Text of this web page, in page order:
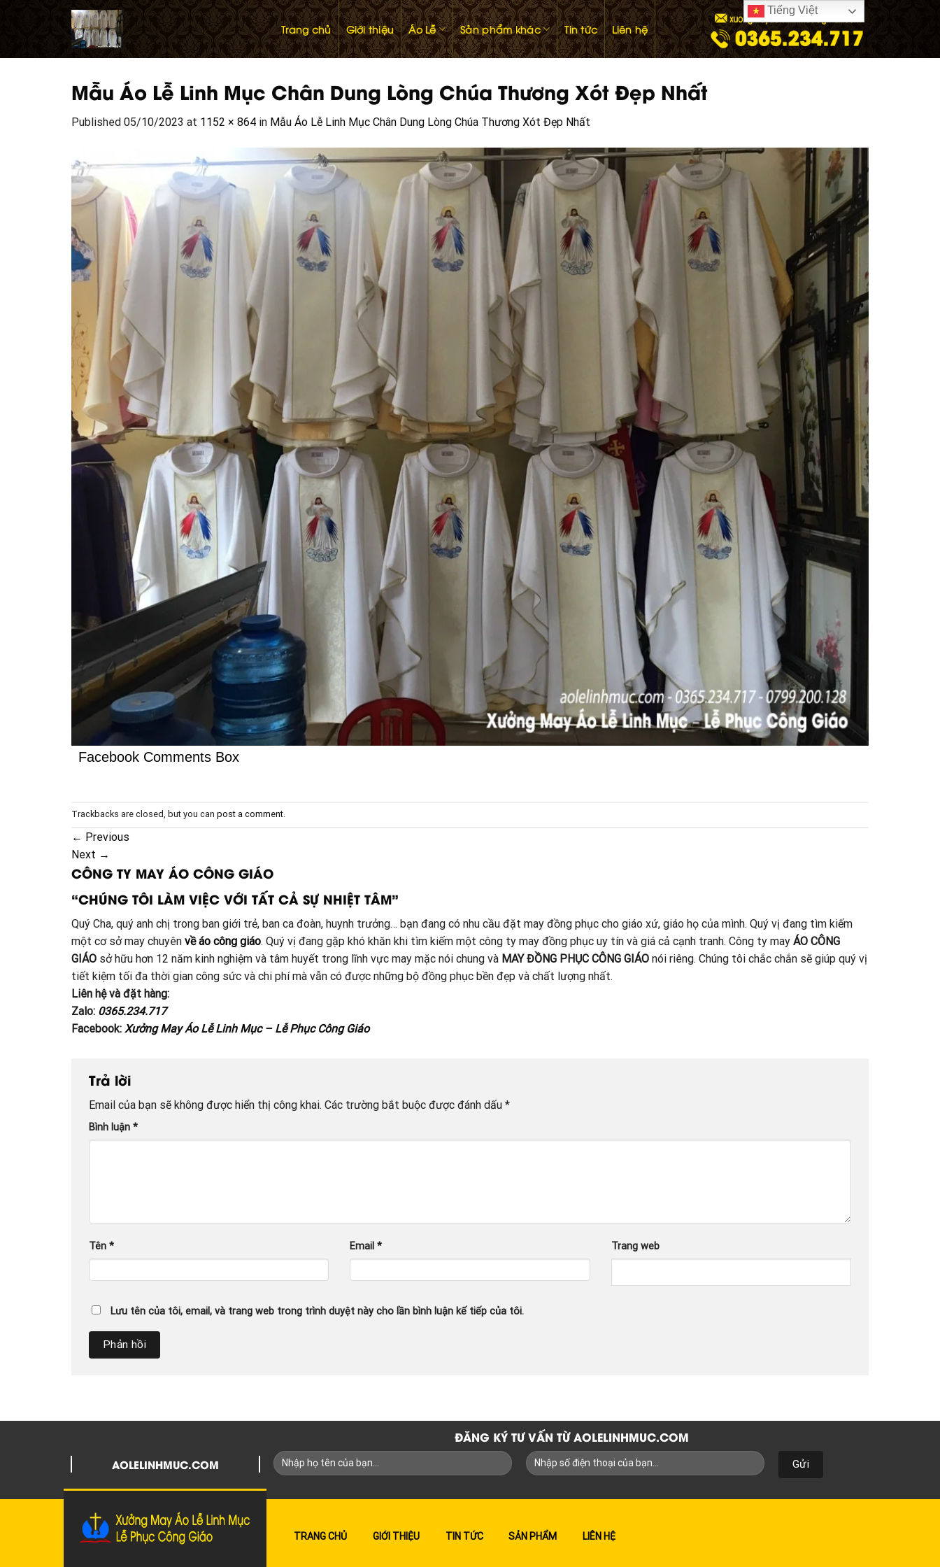
Trang chủ Giới thiệu Áo Lễ Sản phẩm khác Tin tức Liên hệ
Mẫu Áo Lễ Linh Mục Chân Dung Lòng Chúa Thương Xót Đẹp Nhất
Published 05/10/2023 at 1152 × 864 in Mẫu Áo Lễ Linh Mục Chân Dung Lòng Chúa Thương Xót Đẹp Nhất
Facebook Comments Box
Trackbacks are closed, but you can post a comment
← Previous
Next →
CÔNG TY MAY ÁO CÔNG GIÁO
“CHÚNG TÔI LÀM VIỆC VỚI TẤT CẢ SỰ NHIỆT TÂM”
Quý Cha, quý anh chị trong ban giới trẻ, ban ca đoàn, huynh trưởng… bạn đang có nhu cầu đặt may đồng phục cho giáo xứ, giáo họ của mình. Quý vị đang tìm kiếm
một cơ sở may chuyên về áo công giáo. Quý vị đang gặp khó khăn khi tìm kiếm một công ty may đồng phục uy tín và giá cả cạnh tranh. Công ty may ÁO CÔNG
GIÁO sở hữu hơn 12 năm kinh nghiệm và tâm huyết trong lĩnh vực may mặc nói chung và MAY ĐỒNG PHỤC CÔNG GIÁO nói riêng. Chúng tôi chắc chắn sẽ giúp quý vị
tiết kiệm tối đa thời gian công sức và chi phí mà vẫn có được những bộ đồng phục bền đẹp và chất lượng nhất.
Liên hệ và đặt hàng:
Zalo: 0365.234.717
Facebook: Xưởng May Áo Lễ Linh Mục – Lễ Phục Công Giáo
Trả lời
Email của bạn sẽ không được hiển thị công khai. Các trường bắt buộc được đánh dấu *
Bình luận *
Tên * Email* Trang web
Lưu tên của tôi, email, và trang web trong trình duyệt này cho lần bình luận kế tiếp của tôi.
AOLELINHMUC.COM
ĐĂNG KÝ TƯ VẤN TỪ AOLELINHMUC.COM
TRANG CHỦ GIỚI THIỆU TIN TỨC SẢN PHẨM LIÊN HỆ
Tiếng Việt